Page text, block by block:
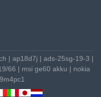
| ap18d7j | ads-25sg-19-3 |
66 | msi ge60 akku | nokia